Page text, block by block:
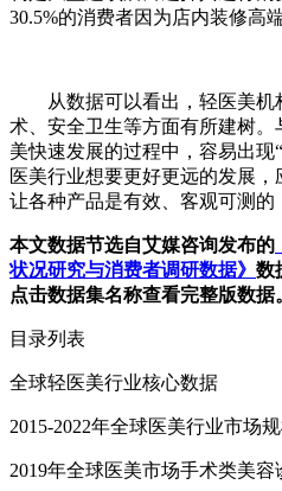
30.5%的消费者因为店内装修高
从数据可以看出，轻医美机
术、安全卫生等方面有所建树
美快速发展的过程中，容易出现
医美行业想要更好更远的发展，
让各种产品是有效、客观可测的
本文数据节选自艾媒咨询发布的
状况研究与消费者调研数据》 数
点击数据集名称查看完整版数据
目录列表
全球轻医美行业核心数据
2015-2022年全球医美行业市场
2019年全球医美市场手术类美容